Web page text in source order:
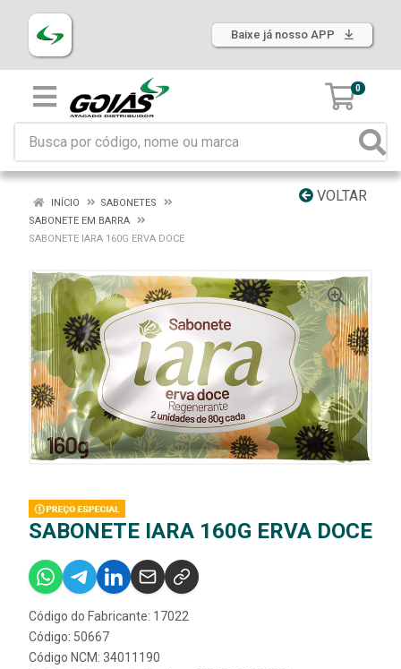
Baixe já nosso APP
0
VOLTAR
INÍCIO
SABONETES
SABONETE EM BARRA
SABONETE IARA 160G ERVA DOCE
SABONETE IARA 160G ERVA DOCE
Código do Fabricante: 17022
Código: 50667
Código NCM: 34011190